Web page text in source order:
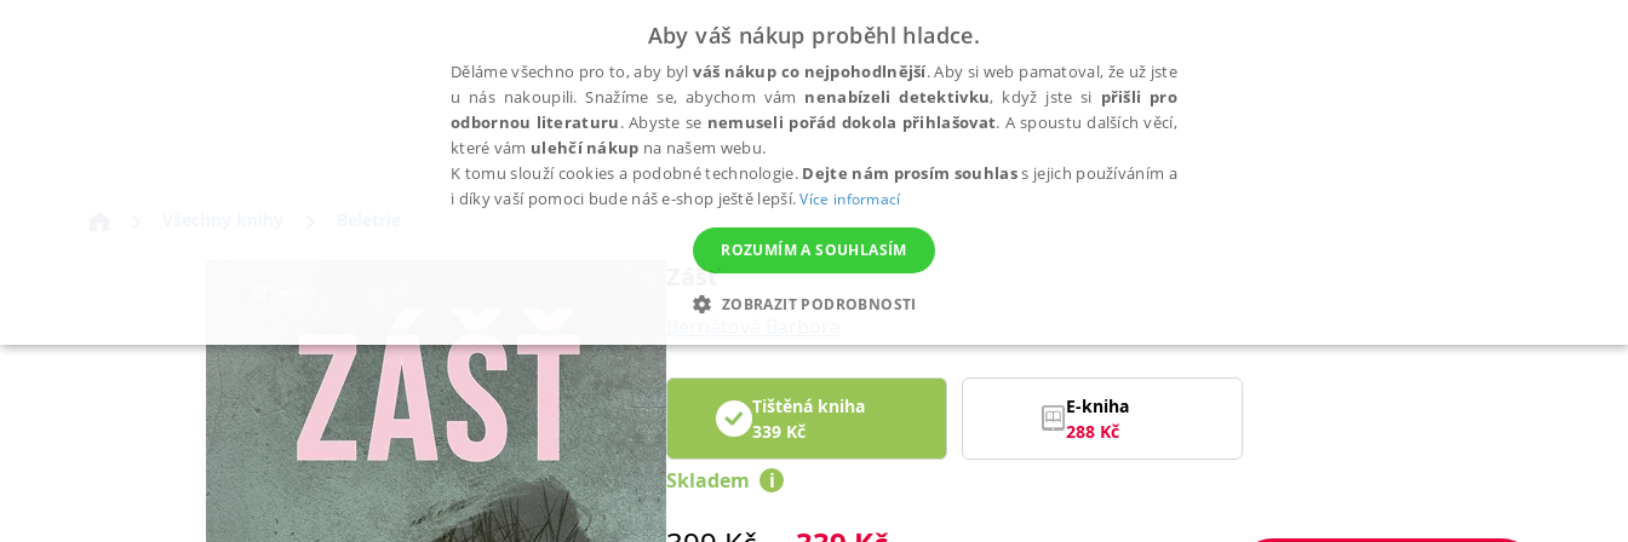
Zášť
Tištěná kniha
339 Kč
E-kniha
288 Kč
Skladem i
Aby váš nákup proběhl hladce.
Děláme všechno pro to, aby bylváš nákup co nejpohodlnější. Aby si web pamatoval, že už jste
u nás nakoupili. Snažíme se, abychom vám nenabízeli detektivku, když jste si přišli pro
odbornou literaturu. Abyste se nemuseli pořád dokola přihlašovat. A spoustu dalších věcí,
které vám ulehčí nákup na našem webu.
K tomu slouží cookies a podobné technologie. Dejte nám prosím souhlass jejich používáním a
i díky vaší pomoci bude náš e-shop ještě lepší.Více informací
ROZUMÍM A SOUHLASÍM
ZOBRAZIT PODROBNOSTI
NEZBYTNÉ ANALYTICKÉ MARKETINGOVÉ FUNKČNÍ NEZAŘAZENÉ SOUBORY
Nezbytné Analytické Nezařazené soubory
Nezbytně nutné soubory cookie umožňují základní funkce webových stránek, jako je přihlášení uživatele a správa účtu. Webové stránky nelze bez nezbytně nutných souborů cookie správně používat.
Provider /